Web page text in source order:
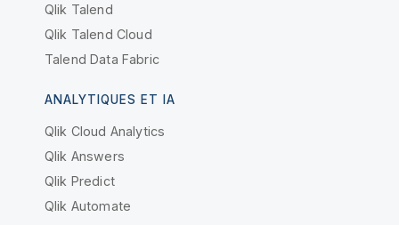
Qlik Talend
Qlik Talend Cloud
Talend Data Fabric
ANALYTIQUES ET IA
Qlik Cloud Analytics
Qlik Answers
Qlik Predict
Qlik Automate